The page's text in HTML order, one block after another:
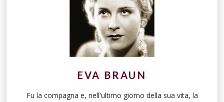
EVA BRAUN
Fu la compagna e, nell'ultimo giorno della sua vita, la